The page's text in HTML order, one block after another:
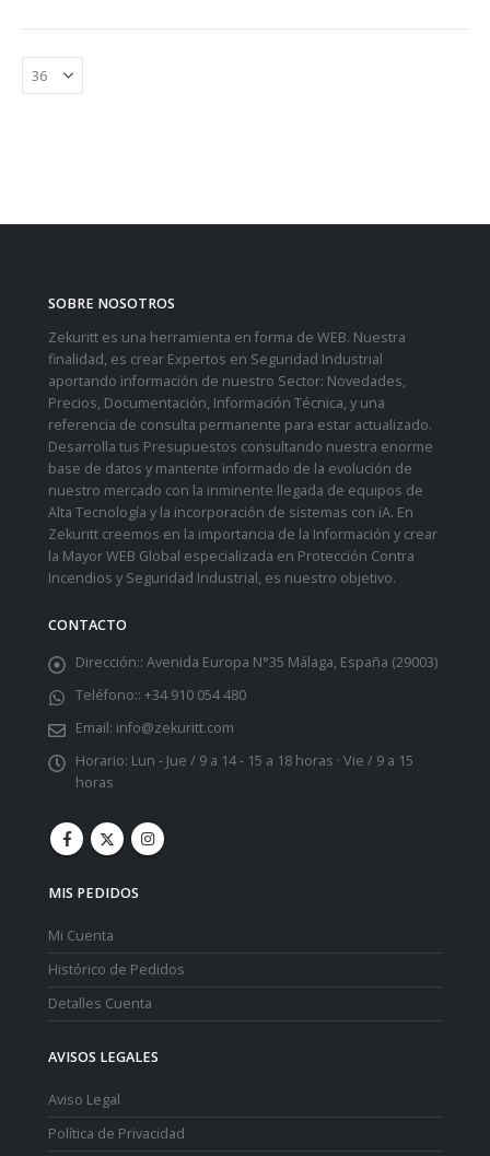
SOBRE NOSOTROS
Zekuritt es una herramienta en forma de WEB. Nuestra
finalidad, es crear Expertos en Seguridad Industrial
aportando información de nuestro Sector: Novedades,
Precios, Documentación, Información Técnica, y una
referencia de consulta permanente para estar actualizado.
Desarrolla tus Presupuestos consultando nuestra enorme
base de datos y mantente informado de la evolución de
nuestro mercado con la inminente llegada de equipos de
Alta Tecnología y la incorporación de sistemas con iA. En
Zekuritt creemos en la importancia de la Información y crear
la Mayor WEB Global especializada en Protección Contra
Incendios y Seguridad Industrial, es nuestro objetivo.
CONTACTO
Dirección:: Avenida Europa N°35 Málaga, España (29003)
Teléfono:: +34 910 054 480
Email: info@zekuritt.com
Horario: Lun - Jue / 9 a 14 - 15 a 18 horas · Vie / 9 a 15
horas
MIS PEDIDOS
Mi Cuenta
Histórico de Pedidos
Detalles Cuenta
AVISOS LEGALES
Aviso Legal
Política de Privacidad